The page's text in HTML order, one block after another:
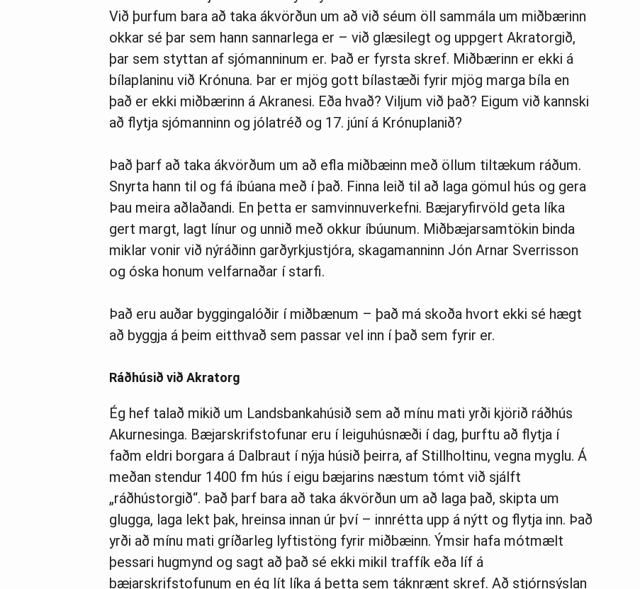
Við þurfum bara að taka ákvörðun um að við séum öll sammála um miðbærinn
okkar sé þar sem hann sannarlega er – við glæsilegt og uppgert Akratorgið,
þar sem styttan af sjómanninum er. Það er fyrsta skref. Miðbærinn er ekki á
bílaplaninu við Krónuna. Þar er mjög gott bílastæði fyrir mjög marga bíla en
það er ekki miðbærinn á Akranesi. Eða hvað? Viljum við það? Eigum við kannski
að flytja sjómanninn og jólatréð og 17. júní á Krónuplanið?
Það þarf að taka ákvörðum um að efla miðbæinn með öllum tiltækum ráðum.
Snyrta hann til og fá íbúana með í það. Finna leið til að laga gömul hús og gera
Þau meira aðlaðandi. En þetta er samvinnuverkefni. Bæjaryfirvöld geta líka
gert margt, lagt línur og unnið með okkur íbúunum. Miðbæjarsamtökin binda
miklar vonir við nýráðinn garðyrkjustjóra, skagamanninn Jón Arnar Sverrisson
og óska honum velfarnaðar í starfi.
Það eru auðar byggingalóðir í miðbænum – það má skoða hvort ekki sé hægt
að byggja á þeim eitthvað sem passar vel inn í það sem fyrir er.
Ráðhúsið við Akratorg
Ég hef talað mikið um Landsbankahúsið sem að mínu mati yrði kjörið ráðhús
Akurnesinga. Bæjarskrifstofunar eru í leiguhúsnæði í dag, þurftu að flytja í
faðm eldri borgara á Dalbraut í nýja húsið þeirra, af Stillholtinu, vegna myglu. Á
meðan stendur 1400 fm hús í eigu bæjarins næstum tómt við sjálft
„ráðhústorgið“. Það þarf bara að taka ákvörðun um að laga það, skipta um
glugga, laga lekt þak, hreinsa innan úr því – innrétta upp á nýtt og flytja inn. Það
yrði að mínu mati gríðarleg lyftistöng fyrir miðbæinn. Ýmsir hafa mótmælt
þessari hugmynd og sagt að það sé ekki mikil traffík eða líf á
bæjarskrifstofunum en ég lít líka á þetta sem táknrænt skref. Að stjórnsýslan